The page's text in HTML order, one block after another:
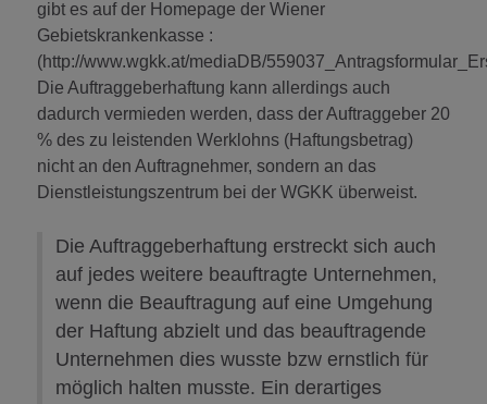
gibt es auf der Homepage der Wiener
Gebietskrankenkasse :
(http://www.wgkk.at/mediaDB/
Die Auftraggeberhaftung kann allerdings auch
dadurch vermieden werden, dass der Auftraggeber 20
% des zu leistenden Werklohns (Haftungsbetrag)
nicht an den Auftragnehmer, sondern an das
Dienstleistungszentrum bei der WGKK überweist.
Die Auftraggeberhaftung erstreckt sich auch
auf jedes weitere beauftragte Unternehmen,
wenn die Beauftragung auf eine Umgehung
der Haftung abzielt und das beauftragende
Unternehmen dies wusste bzw ernstlich für
möglich halten musste. Ein derartiges